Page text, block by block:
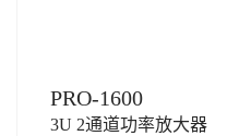
PRO-1600
3U 2通道功率放大器